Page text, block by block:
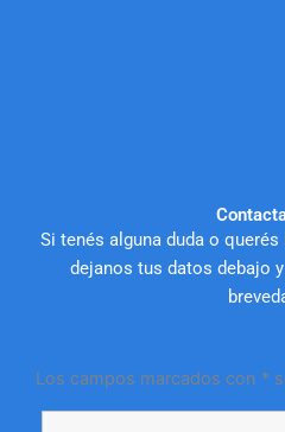
Si tenés alguna duda o
dejanos tus datos debajo
Los campos marcados con *